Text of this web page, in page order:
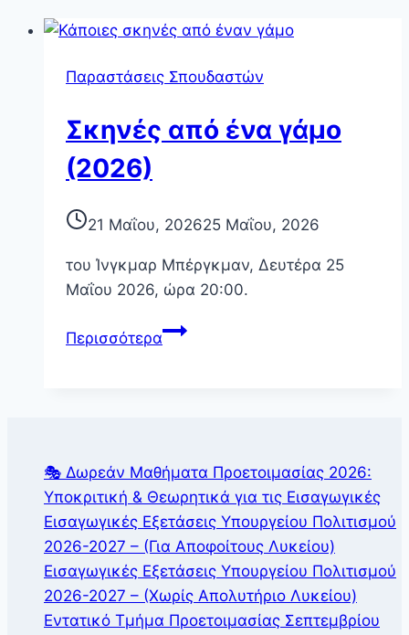
Παραστάσεις Σπουδαστών
Σκηνές από ένα γάμο
(2026)
21 Μαΐου, 202625 Μαΐου, 2026
του Ίνγκμαρ Μπέργκμαν, Δευτέρα 25
Μαΐου 2026, ώρα 20:00.
ΠερισσότεραΣκηνές
🎭 Δωρεάν Μαθήματα Προετοιμασίας 2026:
Υποκριτική & Θεωρητικά για τις Εισαγωγικές
Εισαγωγικές Εξετάσεις Υπουργείου Πολιτισμού
2026-2027 – (Για Αποφοίτους Λυκείου)
Εισαγωγικές Εξετάσεις Υπουργείου Πολιτισμού
2026-2027 – (Χωρίς Απολυτήριο Λυκείου)
Εντατικό Τμήμα Προετοιμασίας Σεπτεμβρίου